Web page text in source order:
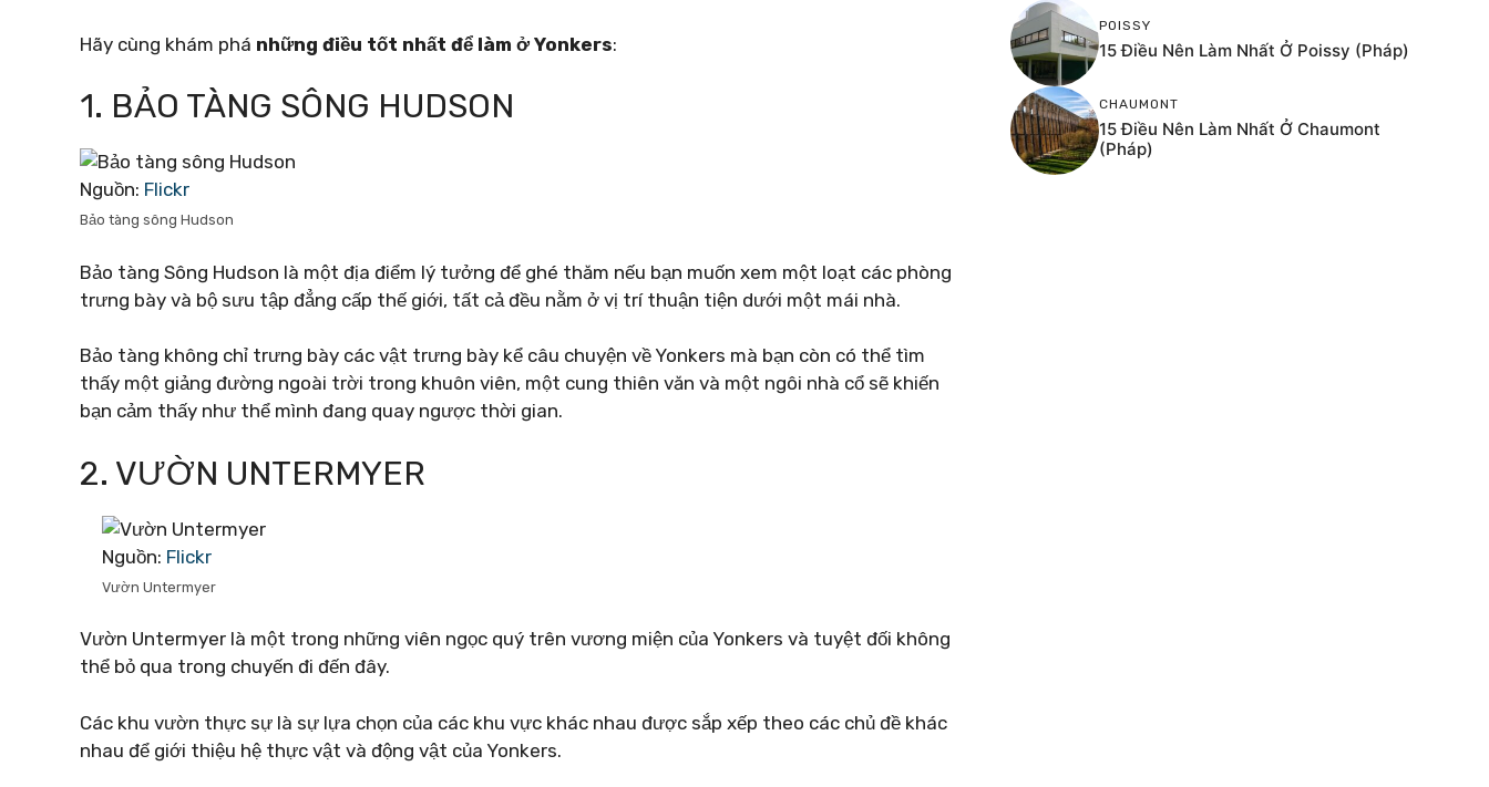
Hãy cùng khám phá những điều tốt nhất để làm ở Yonkers:
1. BẢO TÀNG SÔNG HUDSON
Nguồn: Flickr
Bảo tàng sông Hudson
Bảo tàng Sông Hudson là một địa điểm lý tưởng để ghé thăm nếu bạn muốn xem một loạt các phòng
trưng bày và bộ sưu tập đẳng cấp thế giới, tất cả đều nằm ở vị trí thuận tiện dưới một mái nhà.
Bảo tàng không chỉ trưng bày các vật trưng bày kể câu chuyện về Yonkers mà bạn còn có thể tìm
thấy một giảng đường ngoài trời trong khuôn viên, một cung thiên văn và một ngôi nhà cổ sẽ khiến
bạn cảm thấy như thể mình đang quay ngược thời gian.
2. VƯỜN UNTERMYER
Nguồn: Flickr
Vườn Untermyer
Vườn Untermyer là một trong những viên ngọc quý trên vương miện của Yonkers và tuyệt đối không
thể bỏ qua trong chuyến đi đến đây.
Các khu vườn thực sự là sự lựa chọn của các khu vực khác nhau được sắp xếp theo các chủ đề khác
nhau để giới thiệu hệ thực vật và động vật của Yonkers.
POISSY
15 Điều Nên Làm Nhất Ở Poissy (Pháp)
CHAUMONT
15 Điều Nên Làm Nhất Ở Chaumont
(Pháp)